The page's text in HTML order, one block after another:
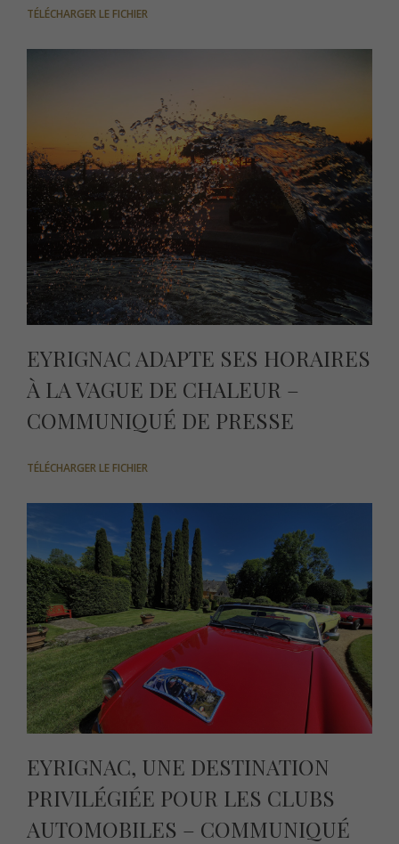
TÉLÉCHARGER LE FICHIER
EYRIGNAC ADAPTE SES HORAIRES
À LA VAGUE DE CHALEUR –
COMMUNIQUÉ DE PRESSE
TÉLÉCHARGER LE FICHIER
EYRIGNAC, UNE DESTINATION
PRIVILÉGIÉE POUR LES CLUBS
AUTOMOBILES – COMMUNIQUÉ